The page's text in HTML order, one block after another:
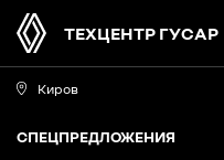
ТЕХЦЕНТР ГУСАР
Киров
СПЕЦПРЕДЛОЖЕНИЯ